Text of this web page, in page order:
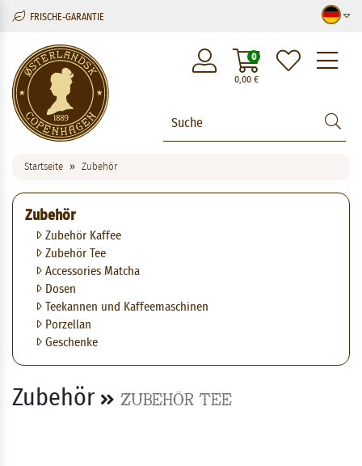
FRISCHE-GARANTIE
0,00€
0
Startseite Zubehör
Zubehör
Zubehör Kaffee
Zubehör Tee
Accessories Matcha
Dosen
Teekannen und Kaffeemaschinen
Porzellan
Geschenke
Zubehör Zubehör Tee